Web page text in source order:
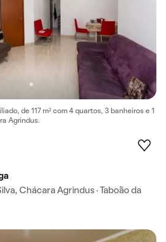
de 117 m² com 4 quartos, 3 banheiros e 1
Agrindus.
Chácara Agrindus · Taboão da